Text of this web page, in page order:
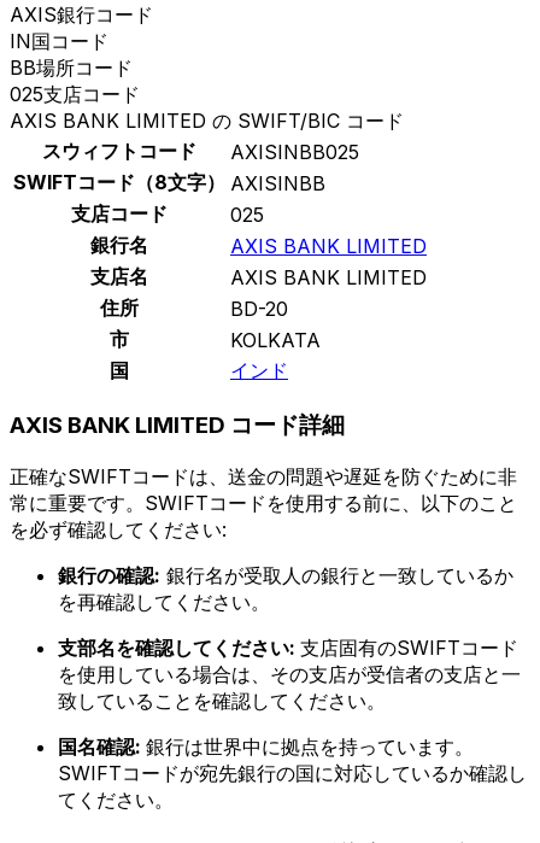
AXIS銀行コード
IN国コード
BB場所コード
025支店コード
AXIS BANK LIMITED の SWIFT/BIC コード
スウィフトコード
AXISINBB025
SWIFTコード（8文字）
AXISINBB
支店コード
025
銀行名
AXIS BANK LIMITED
支店名
AXIS BANK LIMITED
住所
BD-20
市
KOLKATA
国
インド
AXIS BANK LIMITED コード詳細
正確なSWIFTコードは、送金の問題や遅延を防ぐために非
常に重要です。SWIFTコードを使用する前に、以下のこと
を必ず確認してください:
銀行の確認: 銀行名が受取人の銀行と一致しているか
を再確認してください。
支部名を確認してください: 支店固有のSWIFTコード
を使用している場合は、その支店が受信者の支店と一
致していることを確認してください。
国名確認: 銀行は世界中に拠点を持っています。
SWIFTコードが宛先銀行の国に対応しているか確認し
てください。